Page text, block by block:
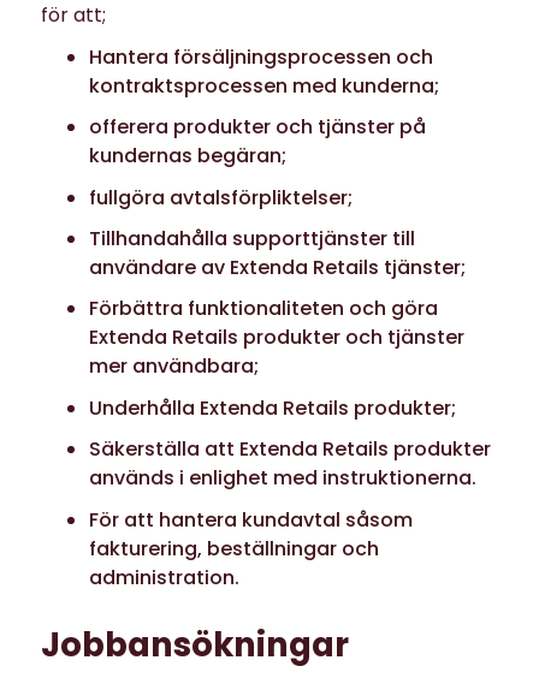
för att;
Hantera försäljningsprocessen och
kontraktsprocessen med kunderna;
offerera produkter och tjänster på
kundernas begäran;
fullgöra avtalsförpliktelser;
Tillhandahålla supporttjänster till
användare av Extenda Retails tjänster;
Förbättra funktionaliteten och göra
Extenda Retails produkter och tjänster
mer användbara;
Underhålla Extenda Retails produkter;
Säkerställa att Extenda Retails produkter
används i enlighet med instruktionerna.
För att hantera kundavtal såsom
fakturering, beställningar och
administration.
Jobbansökningar